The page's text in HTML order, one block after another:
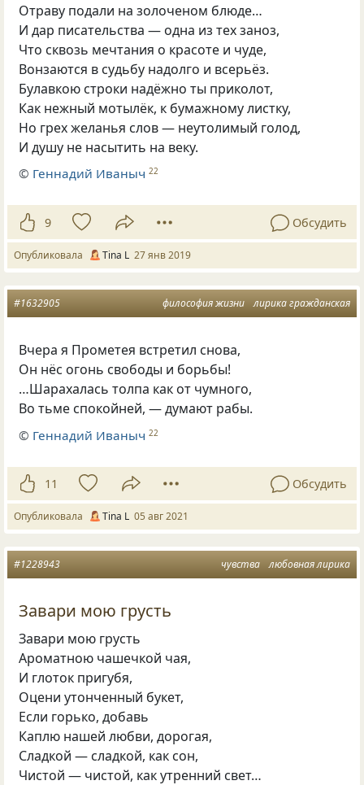
Отраву подали на золоченом блюде…
И дар писательства — одна из тех заноз,
Что сквозь мечтания о красоте и чуде,
Вонзаются в судьбу надолго и всерьёз.
Булавкою строки надёжно ты приколот,
Как нежный мотылёк, к бумажному листку,
Но грех желанья слов — неутолимый голод,
И душу не насытить на веку.
© Геннадий Иваныч 22
9 Обсудить
Опубликовала Tina L 27 янв 2019
философия жизни лирика гражданская
#1632905
Вчера я Прометея встретил снова,
Он нёс огонь свободы и борьбы!
…Шарахалась толпа как от чумного,
Во тьме спокойней, — думают рабы.
© Геннадий Иваныч 22
11 Обсудить
Опубликовала Tina L 05 авг 2021
чувства любовная лирика
#1228943
Завари мою грусть
Завари мою грусть
Ароматною чашечкой чая,
И глоток пригубя,
Оцени утонченный букет,
Если горько, добавь
Каплю нашей любви, дорогая,
Сладкой — сладкой, как сон,
Чистой — чистой, как утренний свет…